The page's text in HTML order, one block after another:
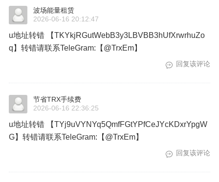
波场能量租赁
2026-06-16 20:12:47
u地址转错 【TKYkjRGutWebB3y3LBVBB3hUfXrwrhuZo
q】转错请联系TeleGram:【@TrxEm】
回复该评论
节省TRX手续费
2026-06-16 22:36:25
u地址转错 【TYj9uVYNYq5QmfFGtYPfCeJYcKDxrYpgW
G】转错请联系TeleGram:【@TrxEm】
回复该评论